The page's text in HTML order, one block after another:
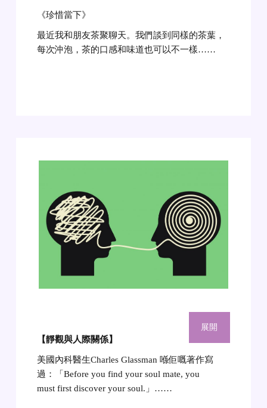
《珍惜當下》
最近我和朋友茶聚聊天。我們談到同樣的茶葉，
每次沖泡，茶的口感和味道也可以不一樣……
【靜觀與人際關係】
美國內科醫生Charles Glassman 喺佢嘅著作寫
過：「Before you find your soul mate, you
must first discover your soul.」……
展開